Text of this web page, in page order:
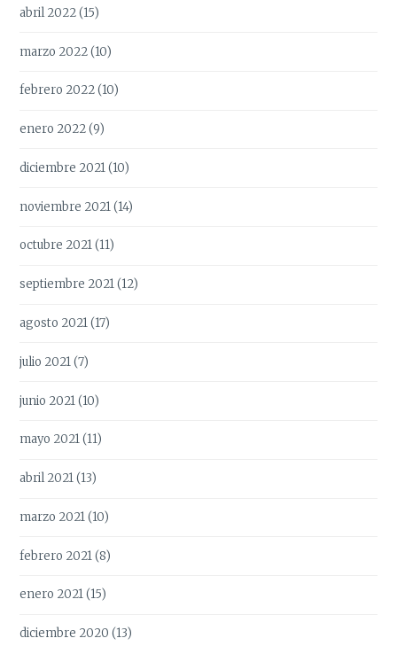
abril 2022(15)
marzo 2022(10)
febrero 2022(10)
enero 2022(9)
diciembre 2021(10)
noviembre 2021(14)
octubre 2021(11)
septiembre 2021(12)
agosto 2021(17)
julio 2021(7)
junio 2021(10)
mayo 2021(11)
abril 2021(13)
marzo 2021(10)
febrero 2021(8)
enero 2021(15)
diciembre 2020 (13)